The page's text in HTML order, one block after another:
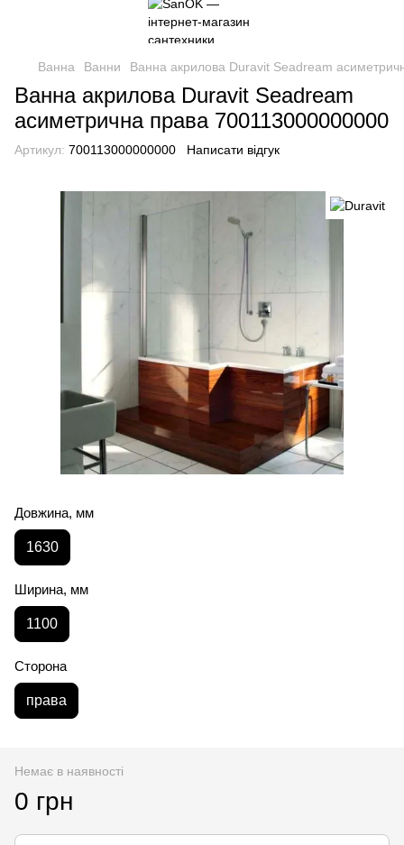
Ванна Ванни Ванна акрилова Duravit Seadream
Ванна акрилова Duravit Seadream
асиметрична права 700113000000000
Артикул: 700113000000000 Написати відгук
Довжина, мм
1630
Ширина, мм
1100
Сторона
права
Немає в наявності
0 грн